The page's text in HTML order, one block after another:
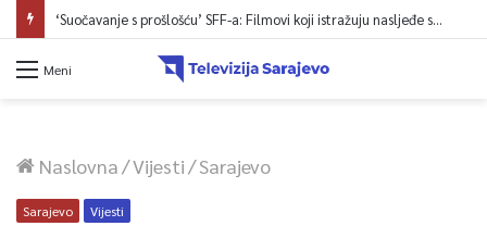
‘Suočavanje s prošlošću’ SFF-a: Filmovi koji istražuju nasljeđe sukoba i mogućnosti otpora
Meni
Naslovna/Vijesti/Sarajevo
Sarajevo Vijesti